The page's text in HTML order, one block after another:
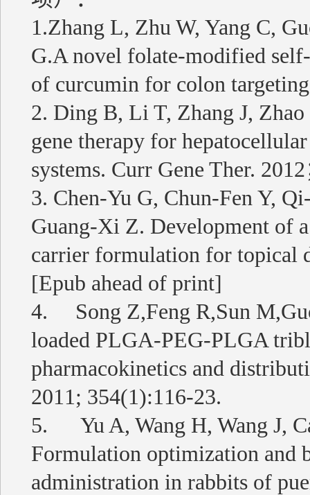
1.Zhang L, Zhu W, Yang C,
G.A novel folate-modified
of curcumin for colon
2. Ding B, Li T, Zhang J,
gene therapy for
systems. Curr Gene Ther.
3. Chen-Yu G, Chun-Fen Y,
Guang-Xi Z. Development of
carrier formulation for topical
[Epub ahead of print]
4. Song Z,Feng R,Sun M,
loaded PLGA-PEG-PLGA
pharmacokinetics and
2011; 354(1):116-23.
5. Yu A, Wang H, Wang J,
Formulation optimization and
administration in rabbits of